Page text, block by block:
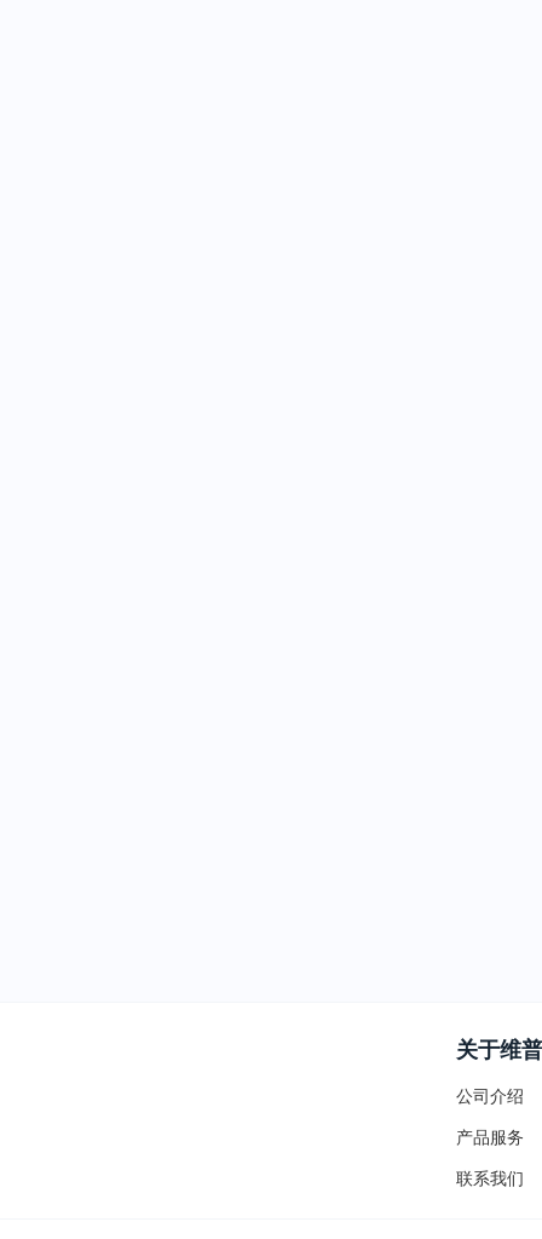
关于维普
公司介绍
产品服务
联系我们